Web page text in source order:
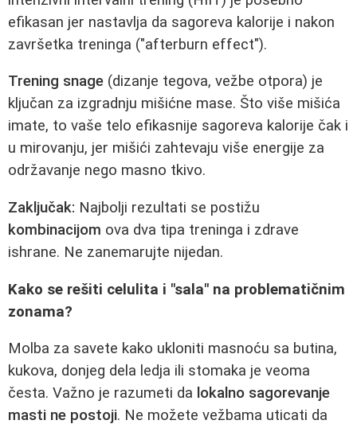
efikasan jer nastavlja da sagoreva kalorije i nakon
završetka treninga ("afterburn effect").
Trening snage (dizanje tegova, vežbe otpora) je
ključan za izgradnju mišićne mase. Što više mišića
imate, to vaše telo efikasnije sagoreva kalorije čak i
u mirovanju, jer mišići zahtevaju više energije za
održavanje nego masno tkivo.
Zaključak: Najbolji rezultati se postižu
kombinacijom ova dva tipa treninga i zdrave
ishrane. Ne zanemarujte nijedan.
Kako se rešiti celulita i "sala" na problematičnim
zonama?
Molba za savete kako ukloniti masnoću sa butina,
kukova, donjeg dela ledja ili stomaka je veoma
česta. Važno je razumeti da lokalno sagorevanje
masti ne postoji. Ne možete vežbama uticati da